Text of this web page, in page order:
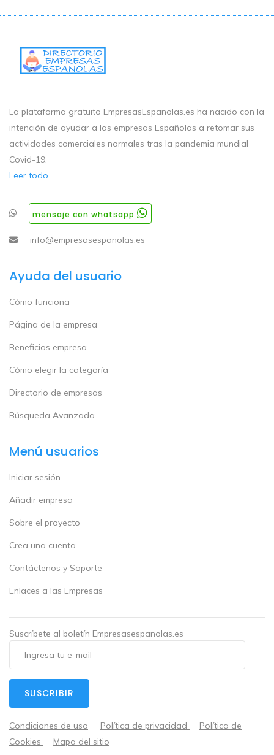
La plataforma gratuito EmpresasEspanolas.es ha nacido con la
intención de ayudar a las empresas Españolas a retomar sus
actividades comerciales normales tras la pandemia mundial
Covid-19.
Leer todo
mensaje con whatsapp
info@empresasespanolas.es
Ayuda del usuario
Cómo funciona
Página de la empresa
Beneficios empresa
Cómo elegir la categoría
Directorio de empresas
Búsqueda Avanzada
Menú usuarios
Iniciar sesión
Añadir empresa
Sobre el proyecto
Crea una cuenta
Contáctenos y Soporte
Enlaces a las Empresas
Suscríbete al boletín Empresasespanolas.es
Condiciones de uso Política de privacidad
Política de
Cookies
Mapa del sitio
SUSCRIBIR